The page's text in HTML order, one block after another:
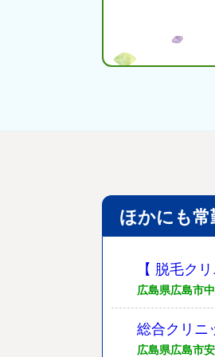
ほかにも
【 脱毛ク
広島県広島市
総合クリニ
広島県広島市